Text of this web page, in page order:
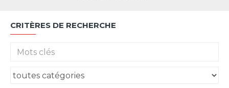
CRITÈRES DE RECHERCHE